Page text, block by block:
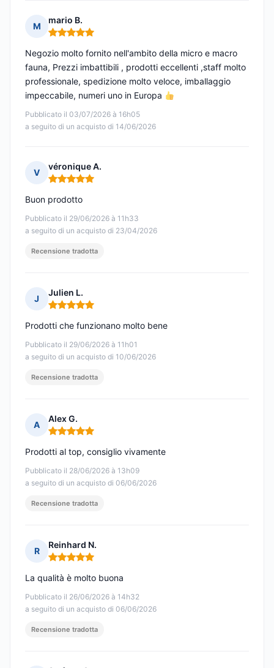
M
mario B.
Nota: 5 su 5
Pubblicato il 03/07/2026 à 16h05
a seguito di un acquisto di 14/06/2026
Negozio molto fornito nell'ambito della micro e macro
fauna, Prezzi imbattibili , prodotti eccellenti ,staff molto
professionale, spedizione molto veloce, imballaggio
impeccabile, numeri uno in Europa
V
véronique A.
Nota: 5 su 5
Pubblicato il 29/06/2026 à 11h33
a seguito di un acquisto di 23/04/2026
Buon prodotto
Recensione tradotta
J
Julien L.
Nota: 5 su 5
Pubblicato il 29/06/2026 à 11h01
a seguito di un acquisto di 10/06/2026
Prodotti che funzionano molto bene
Recensione tradotta
A
Alex G.
Nota: 5 su 5
Pubblicato il 28/06/2026 à 13h09
a seguito di un acquisto di 06/06/2026
Prodotti al top, consiglio vivamente
Recensione tradotta
R
Reinhard N.
Nota: 5 su 5
Pubblicato il 26/06/2026 à 14h32
a seguito di un acquisto di 06/06/2026
La qualità è molto buona
Recensione tradotta